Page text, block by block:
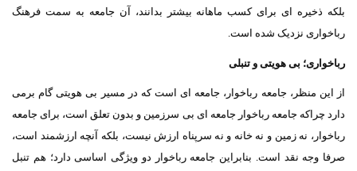
بلکه ذخیره ای برای کسب ماهانه بیشتر بدانند، آن جامعه به سمت فرهنگ
رباخواری نزدیک شده است.
رباخواری؛ بی هویتی و تنبلی
از این منظر، جامعه رباخوار، جامعه ای است که در مسیر بی هویتی گام برمی
دارد چراکه جامعه رباخوار جامعه ای بی سرزمین و بدون تعلق است، برای جامعه
رباخوار، نه زمین و نه خانه و نه سرپناه ارزش نیست، بلکه آنچه ارزشمند است،
صرفا وجه نقد است. بنابراین جامعه رباخوار دو ویژگی اساسی دارد؛ هم تنبل